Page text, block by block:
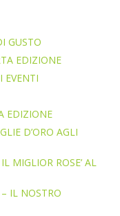
GUSTO
EDIZIONE
EVENTI
EDIZIONE
D’ORO AGLI
MIGLIOR ROSE’ AL
IL NOSTRO